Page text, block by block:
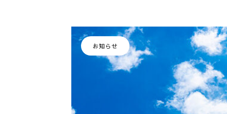
お知らせ